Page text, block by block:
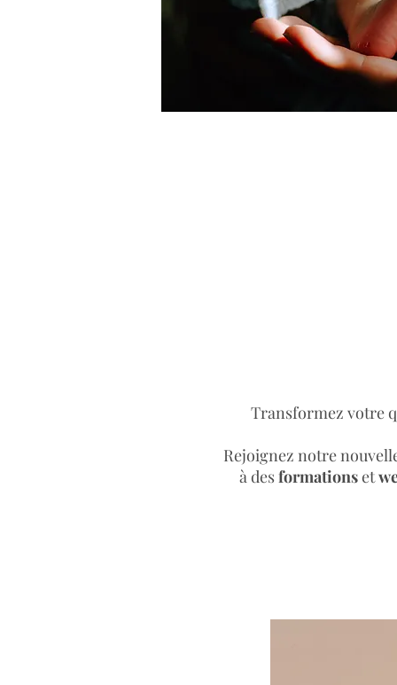
Transformez votre
Rejoignez notre
à desformationset